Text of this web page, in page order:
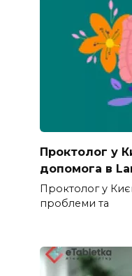
Проктолог у
допомога в
Проктолог у
проблеми та